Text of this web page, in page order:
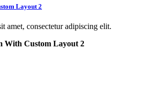
Layout 2
amet, consectetur adipiscing elit.
With Custom Layout 2